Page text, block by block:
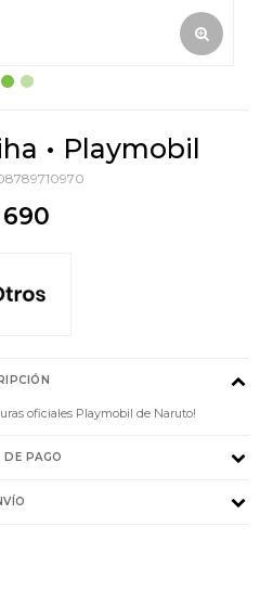
• Playmobil
690
oficiales Playmobil de Naruto!
DE PAGO